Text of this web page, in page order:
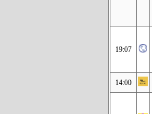
19:07
14:00